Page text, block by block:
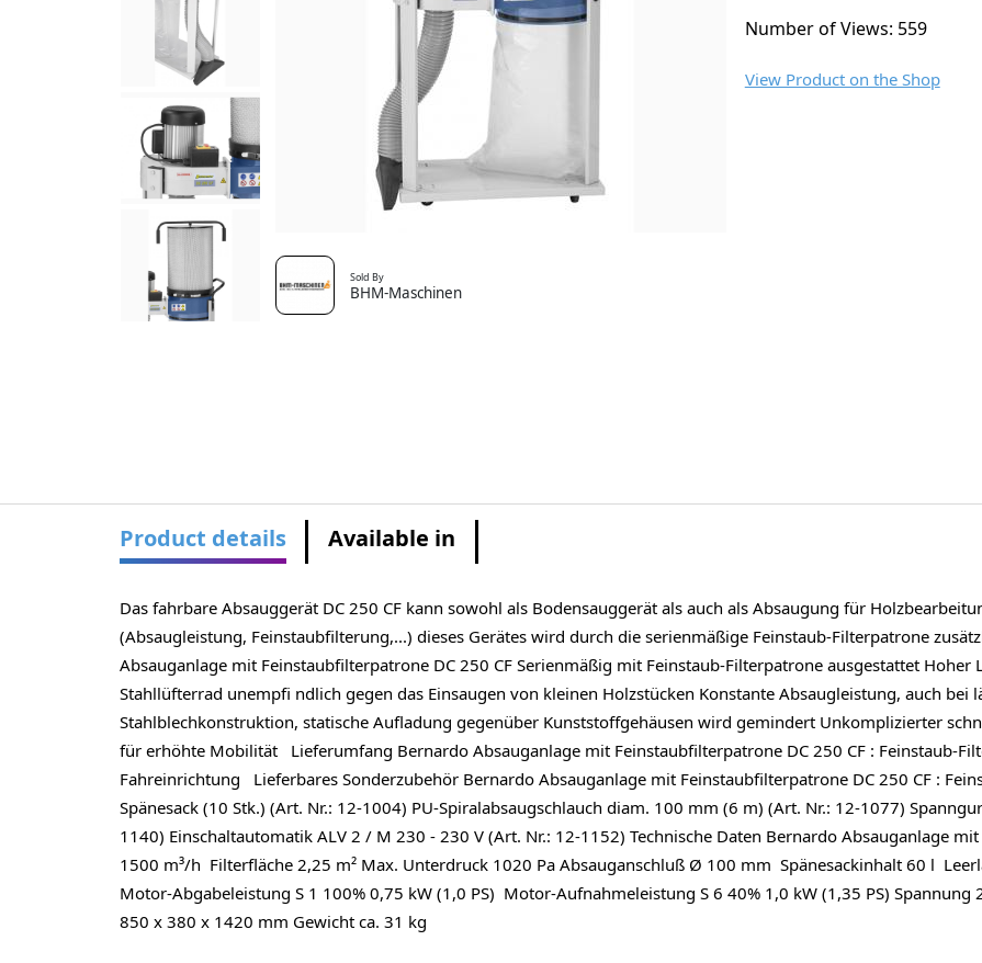
Sold By
BHM-Maschinen
Number of Views: 559
View Product on the Shop
Product details Available in
Das fahrbare Absauggerät DC 250 CF kann sowohl als Bodensauggerät als auch als Absaugung für
(Absaugleistung, Feinstaubfilterung,...) dieses Gerätes wird durch die serienmäßige Feinstaub-Filterpatrone
Absauganlage mit Feinstaubfilterpatrone DC 250 CF Serienmäßig mit Feinstaub-Filterpatrone ausgestattet
Stahllüfterrad unempfi ndlich gegen das Einsaugen von kleinen Holzstücken Konstante Absaugleistung, auch bei
Stahlblechkonstruktion, statische Aufladung gegenüber Kunststoffgehäusen wird gemindert Unkomplizierter
für erhöhte Mobilität Lieferumfang Bernardo Absauganlage mit Feinstaubfilterpatrone DC 250 CF : Feinstaub-
Fahreinrichtung Lieferbares Sonderzubehör Bernardo Absauganlage mit Feinstaubfilterpatrone DC 250 CF :
Spänesack (10 Stk.) (Art. Nr.: 12-1004) PU-Spiralabsaugschlauch diam. 100 mm (6 m) (Art. Nr.: 12-1077)
1140) Einschaltautomatik ALV 2 / M 230 - 230 V (Art. Nr.: 12-1152) Technische Daten Bernardo Absauganlage
1500 m³/h Filterfläche 2,25 m² Max. Unterdruck 1020 Pa Absauganschluß Ø 100 mm Spänesackinhalt 60 l
Motor-Abgabeleistung S 1 100% 0,75 kW (1,0 PS) Motor-Aufnahmeleistung S 6 40% 1,0 kW (1,35 PS) Spannung
850 x 380 x 1420 mm Gewicht ca. 31 kg